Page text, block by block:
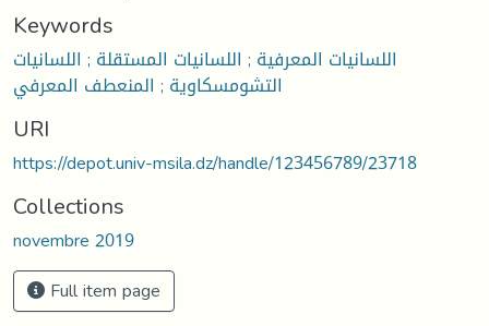
Keywords
اللسانيات المعرفية ; اللسانيات المستقلة ; اللسانيات
التشومسكاوية ; المنعطف المعرفي
URI
https://depot.univ-msila.dz/handle/123456789/23718
Collections
novembre 2019
Full item page